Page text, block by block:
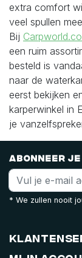
extra comfort
veel spullen
Bij
een ruim
besteld is
naar de
eerst bekijken
karperwinkel in
je
Abonneer
* We zullen nooit